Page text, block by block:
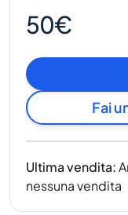
50€
Fai
Ultima vendita:
nessuna vendita